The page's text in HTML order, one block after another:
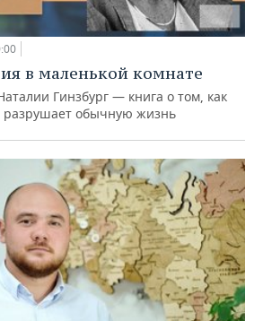
в маленькой комнате
Гинзбург — книга о том, как
разрушает обычную жизнь